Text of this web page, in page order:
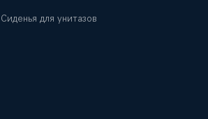
Сиденья для унитазов